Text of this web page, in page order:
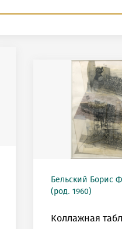
Бельский Борис
(род. 1960)
Коллажная